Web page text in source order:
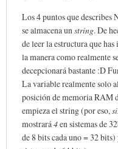
Los 4 puntos que describes
se almacena un string. De
de leer la estructura que has
la manera como realmente
decepcionará bastante :D
La variable realmente solo
posición de memoria RAM
empieza el string (por eso,
mostrará4en sistemas de
de 8 bits cada uno = 32 bits)